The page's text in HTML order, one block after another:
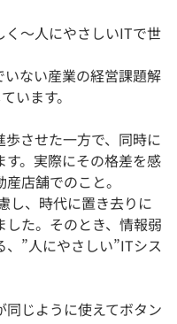
〜人にやさしいITで世
ない産業の経営課題解
います。
させた一方で、同時に
。実際にその格差を感
店舗でのこと。
し、時代に置き去りに
た。そのとき、情報弱
”人にやさしい”ITシス
じように使えてボタン